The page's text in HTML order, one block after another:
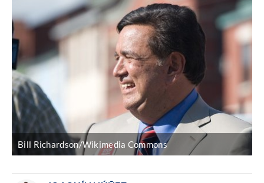
Bill Richardson/Wikimedia Commons